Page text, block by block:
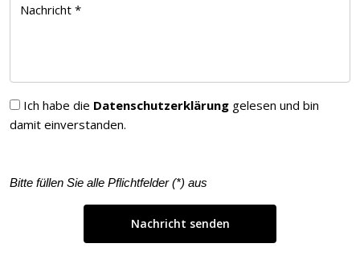
Nachricht *
Ich habe die Datenschutzerklärung gelesen und bin
damit einverstanden.
Bitte füllen Sie alle Pflichtfelder (*) aus